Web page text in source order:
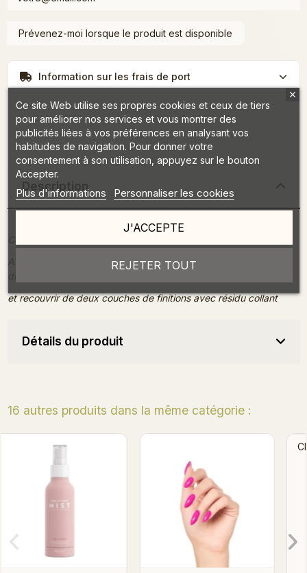
Information sur les frais de port
Description
A appliquer sur une finition sans couche de dispersion , comme
et recouvrir de deux couches de finitions avec résidu collant
Détails du produit
16 autres produits dans la même catégorie :
Christmas Stamping Plate
Ce site Web utilise ses propres cookies et ceux de tiers
pour améliorer nos services et vous montrer des
publicités liées à vos préférences en analysant vos
habitudes de navigation. Pour donner votre
consentement à son utilisation, appuyez sur le bouton
Accepter.
Plus d'informations Personnaliser les cookies
REJETER TOUT
J'ACCEPTE